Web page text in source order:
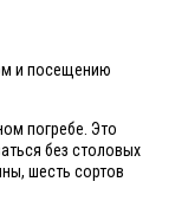
и посещению
погребе. Это
без столовых
шесть сортов